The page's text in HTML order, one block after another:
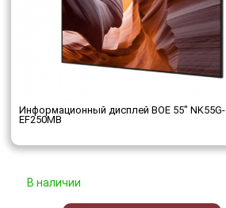
Информационный дисплей BOE 55" NK55G-
EF250MB
В наличии